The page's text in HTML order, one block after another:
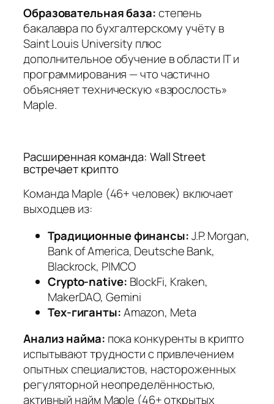
Образовательная база:степень
бакалавра по бухгалтерскому учёту в
Saint Louis University плюс
дополнительное обучение в области IT и
программирования — что частично
объясняет техническую «взрослость»
Maple.
Расширенная команда: Wall Street
встречает крипто
Команда Maple (46+ человек) включает
выходцев из:
Традиционные финансы:J.P. Morgan,
Bank of America, Deutsche Bank,
Blackrock, PIMCO
Crypto‑native: BlockFi, Kraken,
MakerDAO, Gemini
Тех‑гиганты:Amazon, Meta
Анализ найма: пока конкуренты в крипто
испытывают трудности с привлечением
опытных специалистов, настороженных
регуляторной неопределённостью,
активный найм Maple (46+ открытых